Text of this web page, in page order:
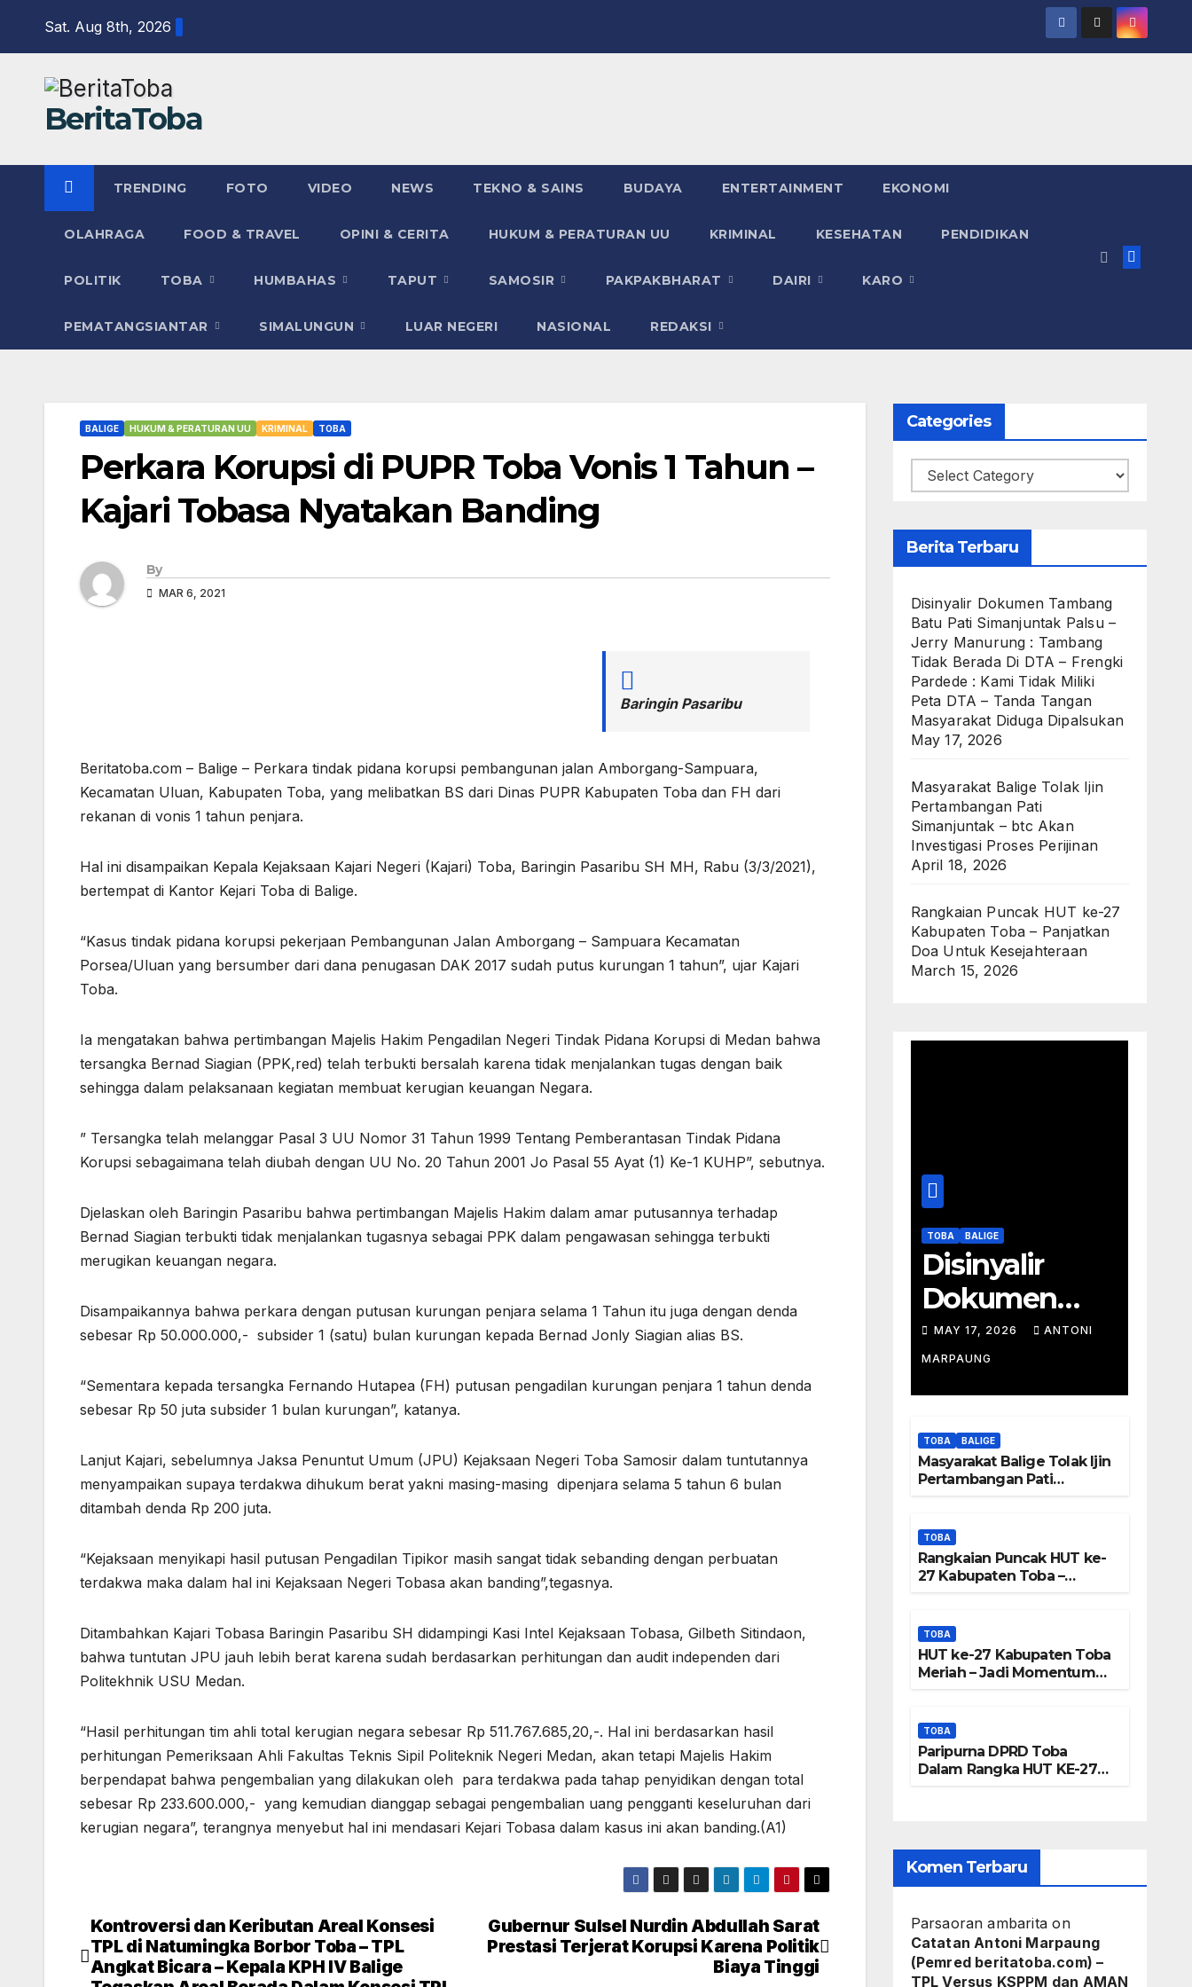
Sat. Aug 8th, 2026
BeritaToba
TRENDING FOTO VIDEO NEWS TEKNO & SAINS BUDAYA ENTERTAINMENT EKONOMI
OLAHRAGA FOOD & TRAVEL OPINI & CERITA HUKUM & PERATURAN UU KRIMINAL KESEHATAN PENDIDIKAN
POLITIK TOBA HUMBAHAS TAPUT SAMOSIR PAKPAKBHARAT DAIRI KARO
PEMATANGSIANTAR SIMALUNGUN LUAR NEGERI NASIONAL REDAKSI
BALIGE HUKUM & PERATURAN UU KRIMINAL TOBA
Perkara Korupsi di PUPR Toba Vonis 1 Tahun –
Kajari Tobasa Nyatakan Banding
By
MAR 6, 2021
Baringin Pasaribu
Beritatoba.com – Balige – Perkara tindak pidana korupsi pembangunan jalan Amborgang-Sampuara,
Kecamatan Uluan, Kabupaten Toba, yang melibatkan BS dari Dinas PUPR Kabupaten Toba dan FH dari
rekanan di vonis 1 tahun penjara.
Hal ini disampaikan Kepala Kejaksaan Kajari Negeri (Kajari) Toba, Baringin Pasaribu SH MH, Rabu (3/3/2021),
bertempat di Kantor Kejari Toba di Balige.
“Kasus tindak pidana korupsi pekerjaan Pembangunan Jalan Amborgang – Sampuara Kecamatan
Porsea/Uluan yang bersumber dari dana penugasan DAK 2017 sudah putus kurungan 1 tahun”, ujar Kajari
Toba.
Ia mengatakan bahwa pertimbangan Majelis Hakim Pengadilan Negeri Tindak Pidana Korupsi di Medan bahwa
tersangka Bernad Siagian (PPK,red) telah terbukti bersalah karena tidak menjalankan tugas dengan baik
sehingga dalam pelaksanaan kegiatan membuat kerugian keuangan Negara.
” Tersangka telah melanggar Pasal 3 UU Nomor 31 Tahun 1999 Tentang Pemberantasan Tindak Pidana
Korupsi sebagaimana telah diubah dengan UU No. 20 Tahun 2001 Jo Pasal 55 Ayat (1) Ke-1 KUHP”, sebutnya.
Djelaskan oleh Baringin Pasaribu bahwa pertimbangan Majelis Hakim dalam amar putusannya terhadap
Bernad Siagian terbukti tidak menjalankan tugasnya sebagai PPK dalam pengawasan sehingga terbukti
merugikan keuangan negara.
Disampaikannya bahwa perkara dengan putusan kurungan penjara selama 1 Tahun itu juga dengan denda
sebesar Rp 50.000.000,- subsider 1 (satu) bulan kurungan kepada Bernad Jonly Siagian alias BS.
“Sementara kepada tersangka Fernando Hutapea (FH) putusan pengadilan kurungan penjara 1 tahun denda
sebesar Rp 50 juta subsider 1 bulan kurungan”, katanya.
Lanjut Kajari, sebelumnya Jaksa Penuntut Umum (JPU) Kejaksaan Negeri Toba Samosir dalam tuntutannya
menyampaikan supaya terdakwa dihukum berat yakni masing-masing dipenjara selama 5 tahun 6 bulan
ditambah denda Rp 200 juta.
“Kejaksaan menyikapi hasil putusan Pengadilan Tipikor masih sangat tidak sebanding dengan perbuatan
terdakwa maka dalam hal ini Kejaksaan Negeri Tobasa akan banding”,tegasnya.
Ditambahkan Kajari Tobasa Baringin Pasaribu SH didampingi Kasi Intel Kejaksaan Tobasa, Gilbeth Sitindaon,
bahwa tuntutan JPU jauh lebih berat karena sudah berdasarkan perhitungan dan audit independen dari
Politekhnik USU Medan.
“Hasil perhitungan tim ahli total kerugian negara sebesar Rp 511.767.685,20,-. Hal ini berdasarkan hasil
perhitungan Pemeriksaan Ahli Fakultas Teknis Sipil Politeknik Negeri Medan, akan tetapi Majelis Hakim
berpendapat bahwa pengembalian yang dilakukan oleh para terdakwa pada tahap penyidikan dengan total
sebesar Rp 233.600.000,- yang kemudian dianggap sebagai pengembalian uang pengganti keseluruhan dari
kerugian negara”, terangnya menyebut hal ini mendasari Kejari Tobasa dalam kasus ini akan banding.(A1)
Post
navigation
Gubernur Sulsel Nurdin Abdullah Sarat
Prestasi Terjerat Korupsi Karena Politik
Biaya Tinggi
Kontroversi dan Keributan Areal Konsesi
TPL di Natumingka Borbor Toba – TPL
Angkat Bicara – Kepala KPH IV Balige
Categories
Categories
Berita Terbaru
Disinyalir Dokumen Tambang
Batu Pati Simanjuntak Palsu –
Jerry Manurung : Tambang
Tidak Berada Di DTA – Frengki
Pardede : Kami Tidak Miliki
Peta DTA – Tanda Tangan
Masyarakat Diduga Dipalsukan
May 17, 2026
Masyarakat Balige Tolak Ijin
Pertambangan Pati
Simanjuntak – btc Akan
Investigasi Proses Perijinan
April 18, 2026
Rangkaian Puncak HUT ke-27
Kabupaten Toba – Panjatkan
Doa Untuk Kesejahteraan
March 15, 2026
TOBA BALIGE
Disinyalir
Dokumen
Tambang
Batu Pati
Simanjuntak
Palsu – Jerry
Manurung :
Tidak Berada
Di DTA –
Pardede :
Kami Tidak
DTA – Tanda
Tangan
Dipalsukan
MAY 17, 2026 ANTONI
MARPAUNG
TOBA BALIGE
Masyarakat Balige Tolak Ijin
Pertambangan Pati
TOBA
Rangkaian Puncak HUT ke-
27 Kabupaten Toba –
TOBA
HUT ke-27 Kabupaten Toba
Meriah – Jadi Momentum
Danau Toba
TOBA
Paripurna DPRD Toba
Dalam Rangka HUT KE-27
Komen Terbaru
Parsaoran ambarita on
Catatan Antoni Marpaung
(Pemred beritatoba.com) –
TPL Versus KSPPM dan AMAN